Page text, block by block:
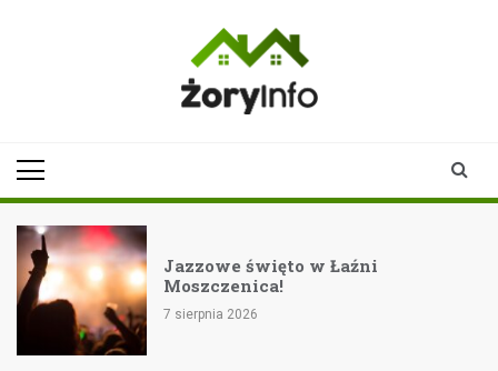
Jazzowe święto w Łaźni
Moszczenica!
7 sierpnia 2026